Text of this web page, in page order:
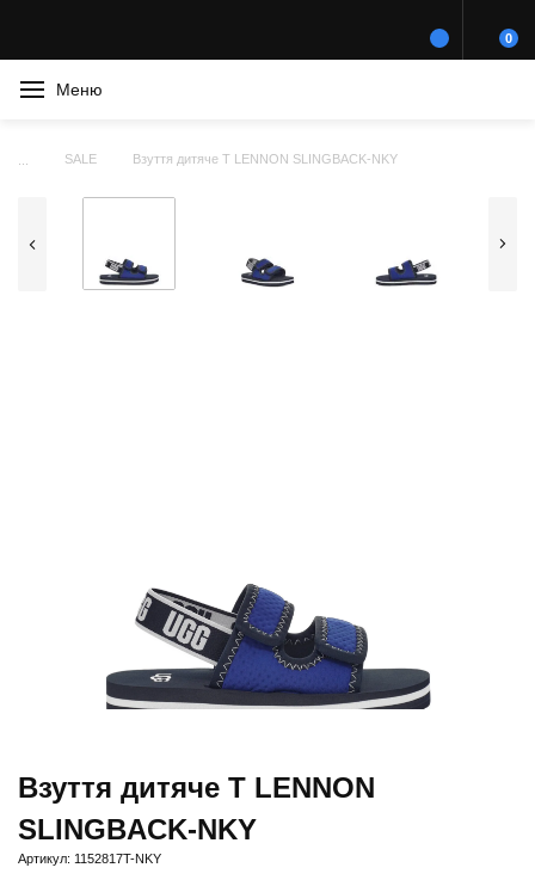
0
Меню
SALE Взуття дитяче T LENNON SLINGBACK-NKY
Взуття дитяче T LENNON
SLINGBACK-NKY
Артикул: 1152817T-NKY